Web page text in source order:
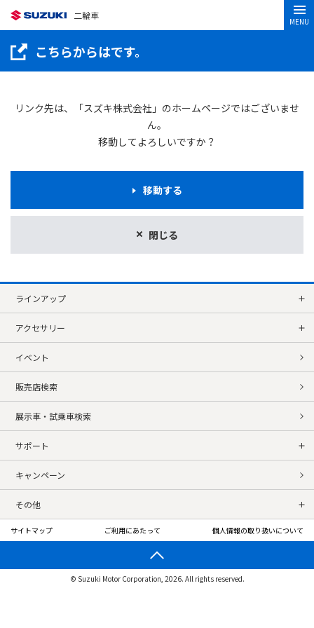
二輪車
MENU
こちらからはです。
リンク先は、「スズキ株式会社」のホームページではございませ
ん。
移動してよろしいですか？
閉じる
移動する
ラインアップ
アクセサリー
イベント
販売店検索
展示車・試乗車検索
サポート
キャンペーン
その他
サイトマップ ご利用にあたって 個人情報の取り扱いについて
© Suzuki Motor Corporation, 2026. All rights reserved.